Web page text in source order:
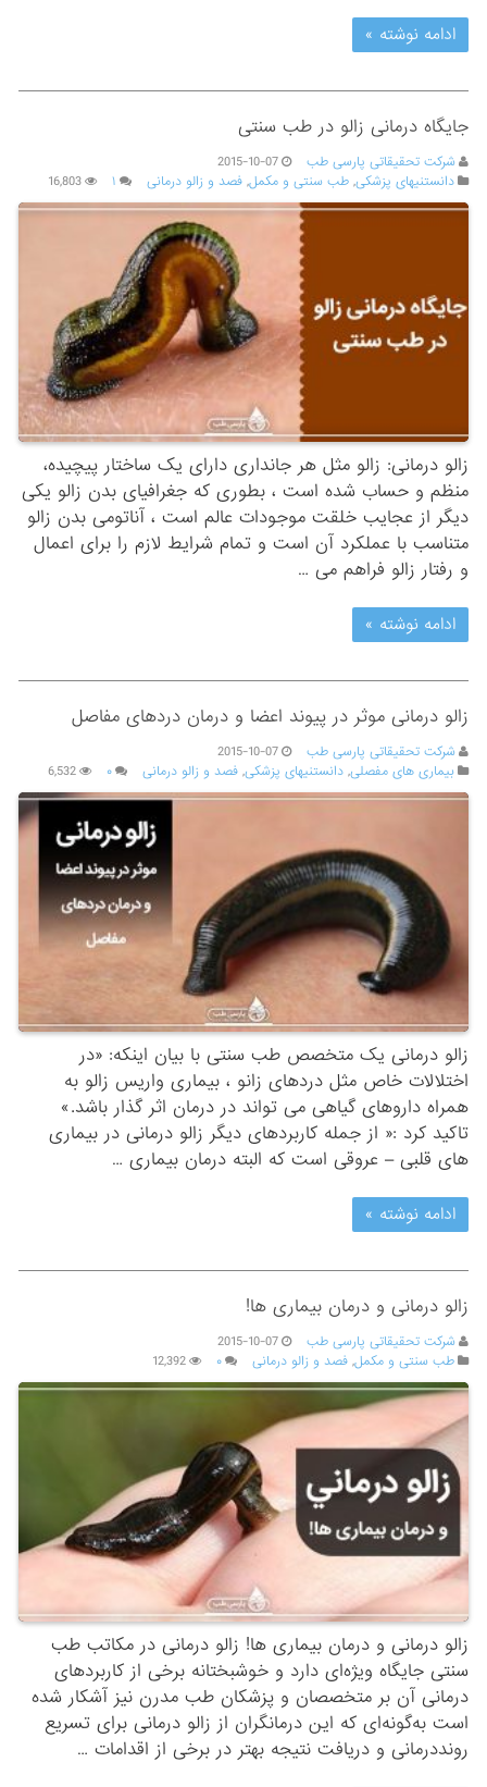
ادامه نوشته »
جایگاه درمانی زالو در طب سنتی
شرکت تحقیقاتی پارسی طب
2015-10-07
دانستنیهای پزشکی,طب سنتی و مکمل,فصد و زالو درمانی ۱ 16,803
زالو درمانی: زالو مثل هر جانداری دارای یک ساختار پیچیده،
منظم و حساب شده است ، بطوری که جغرافیای بدن زالو یکی
دیگر از عجایب خلقت موجودات عالم است ، آناتومی بدن زالو
متناسب با عملکرد آن است و تمام شرایط لازم را برای اعمال
و رفتار زالو فراهم می …
ادامه نوشته »
زالو درمانی موثر در پیوند اعضا و درمان دردهای مفاصل
شرکت تحقیقاتی پارسی طب
2015-10-07
بیماری های مفصلی,دانستنیهای پزشکی,فصد و زالو درمانی ۰ 6,532
زالو درمانی یک متخصص طب سنتی با بیان اینکه: «در
اختلالات خاص مثل دردهای زانو ، بیماری واریس زالو به
همراه داروهای گیاهی می تواند در درمان اثر گذار باشد.»
تاکید کرد :« از جمله کاربردهای دیگر زالو درمانی در بیماری
های قلبی – عروقی است که البته درمان بیماری …
ادامه نوشته »
زالو درمانی و درمان بیماری ها!
شرکت تحقیقاتی پارسی طب
2015-10-07
طب سنتی و مکمل,فصد و زالو درمانی ۰ 12,392
زالو درمانی و درمان بیماری ها! زالو درمانی در مکاتب طب
سنتی جایگاه ویژه‌ای دارد و خوشبختانه برخی از کاربردهای
درمانی آن بر متخصصان و پزشکان طب مدرن نیز آشکار شده
است به‌گونه‌ای که این درمانگران از زالو درمانی برای تسریع
روند‌درمانی و دریافت نتیجه بهتر در برخی از اقدامات …